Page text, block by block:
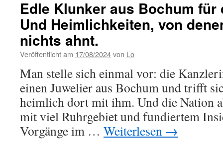
Edle Klunker aus Bochum für
Und Heimlichkeiten, von
nichts ahnt.
Veröffentlicht am 17/08/2024von Lo
Man stelle sich einmal vor: die
einen Juwelier aus Bochum und trifft
heimlich dort mit ihm. Und die Nation
mit viel Ruhrgebiet und fundiertem
Vorgänge im … Weiterlesen →